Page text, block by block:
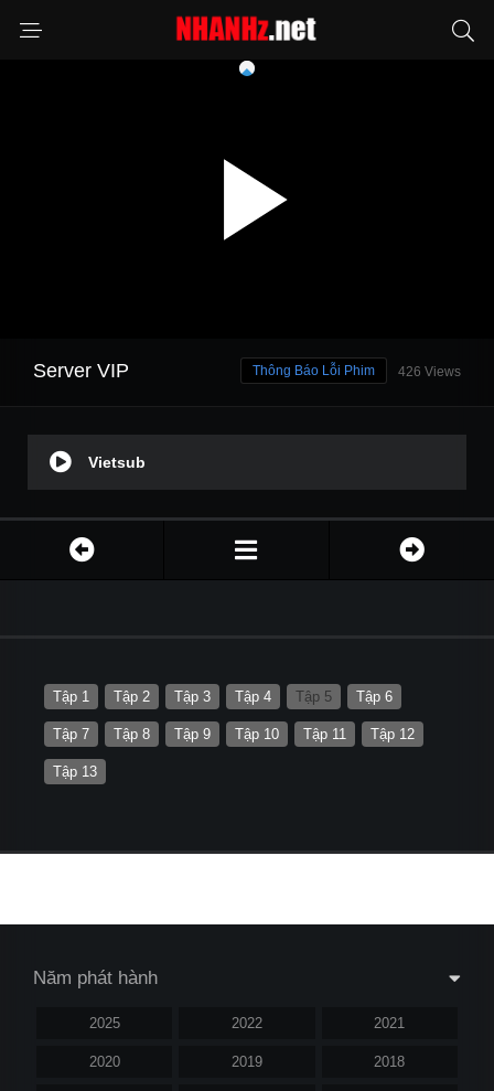
Server VIP 426 Views
Thông Báo Lỗi Phim
Vietsub
Tập 1 Tập 2 Tập 3 Tập 4 Tập 5 Tập 6
Tập 7 Tập 8 Tập 9 Tập 10 Tập 11 Tập 12
Tập 13
Năm phát hành
2025 2022 2021
2020 2019 2018